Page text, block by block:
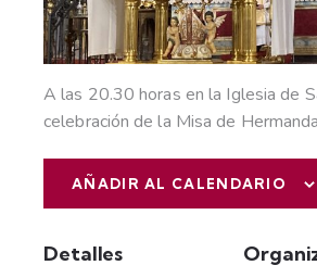
A las 20.30 horas en la Iglesia de
celebración de la Misa de
AÑADIR AL CALENDARIO
Detalles